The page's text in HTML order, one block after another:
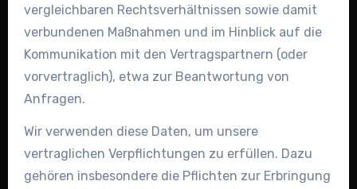
vergleichbaren Rechtsverhältnissen sowie damit
verbundenen Maßnahmen und im Hinblick auf die
Kommunikation mit den Vertragspartnern (oder
vorvertraglich), etwa zur Beantwortung von
Anfragen.
Wir verwenden diese Daten, um unsere
vertraglichen Verpflichtungen zu erfüllen. Dazu
gehören insbesondere die Pflichten zur Erbringung